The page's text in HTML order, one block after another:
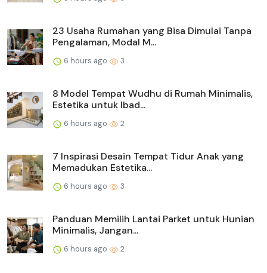
23 Usaha Rumahan yang Bisa Dimulai Tanpa
Pengalaman, Modal M...
6 hours ago 3
8 Model Tempat Wudhu di Rumah Minimalis,
Estetika untuk Ibad...
6 hours ago 2
7 Inspirasi Desain Tempat Tidur Anak yang
Memadukan Estetika...
6 hours ago 3
Panduan Memilih Lantai Parket untuk Hunian
Minimalis, Jangan...
6 hours ago 2